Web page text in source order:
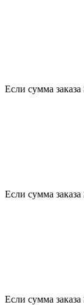
Если сумма
Если сумма
Если сумма